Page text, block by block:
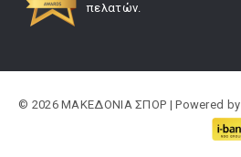
πελατών.
© 2026 ΜΑΚΕΔΟΝΙΑ ΣΠΟΡ | Powered by